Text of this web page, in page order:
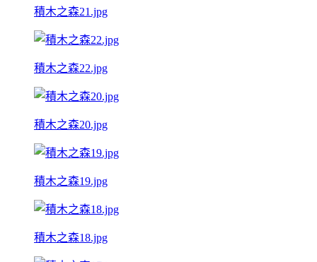
積木之森21.jpg
積木之森22.jpg
積木之森20.jpg
積木之森19.jpg
積木之森18.jpg